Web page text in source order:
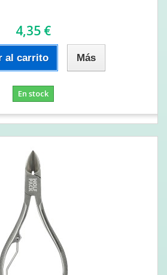
4,35 €
al carrito Más
En stock